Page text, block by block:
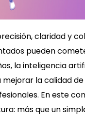
claridad y
pueden
la inteligencia
la calidad de
En este
más que un